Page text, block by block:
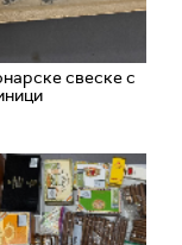
свеске с